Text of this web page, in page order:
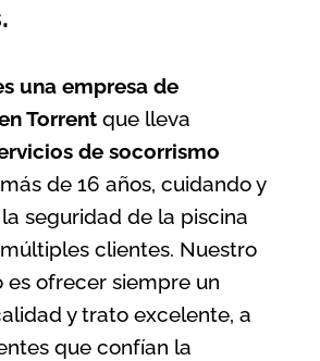
una empresa de
Torrent que lleva
de socorrismo
de 16 años, cuidando y
seguridad de la piscina
clientes. Nuestro
ofrecer siempre un
y trato excelente, a
que confían la